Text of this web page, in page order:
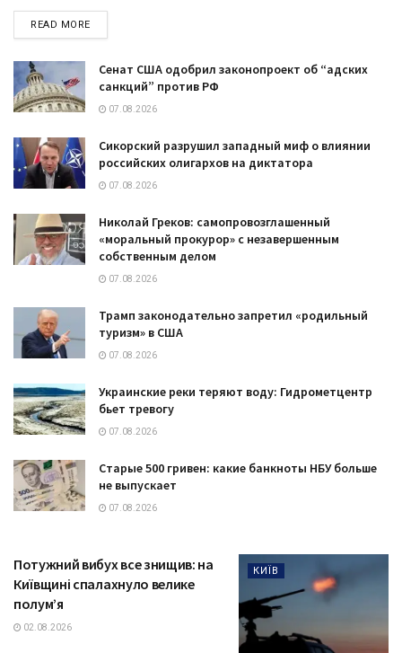
READ MOREDETAILS
Сенат США одобрил законопроект об “адских
санкций” против РФ
07.08.2026
Сикорский разрушил западный миф о влиянии
российских олигархов на диктатора
07.08.2026
Николай Греков: самопровозглашенный
«моральный прокурор» с незавершенным
собственным делом
07.08.2026
Трамп законодательно запретил «родильный
туризм» в США
07.08.2026
Украинские реки теряют воду: Гидрометцентр
бьет тревогу
07.08.2026
Старые 500 гривен: какие банкноты НБУ больше
не выпускает
07.08.2026
КИЇВ
Потужний вибух все знищив: на
Київщині спалахнуло велике
полум’я
02.08.2026